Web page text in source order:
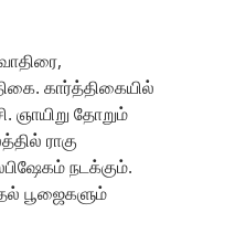
கார்த்திகையில்
ஞாயிறு தோறும்
ராகு
நடக்கும்.
பூஜைகளும்